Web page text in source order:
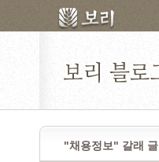
"채용정보" 갈래 글